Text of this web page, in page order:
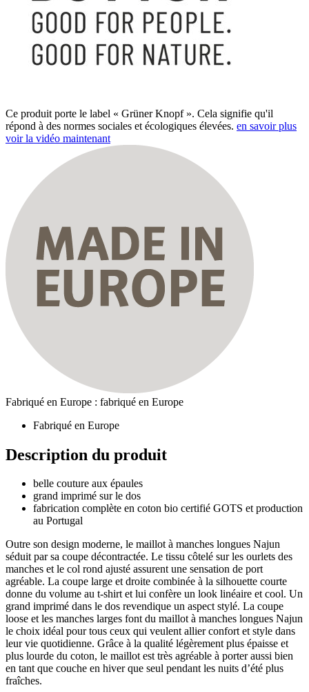
Ce produit porte le label « Grüner Knopf ». Cela signifie qu'il
répond à des normes sociales et écologiques élevées. en savoir plus
voir la vidéo maintenant
Fabriqué en Europe : fabriqué en Europe
Fabriqué en Europe
Description du produit
belle couture aux épaules
grand imprimé sur le dos
fabrication complète en coton bio certifié GOTS et production
au Portugal
Outre son design moderne, le maillot à manches longues Najun
séduit par sa coupe décontractée. Le tissu côtelé sur les ourlets des
manches et le col rond ajusté assurent une sensation de port
agréable. La coupe large et droite combinée à la silhouette courte
donne du volume au t-shirt et lui confère un look linéaire et cool. Un
grand imprimé dans le dos revendique un aspect stylé. La coupe
loose et les manches larges font du maillot à manches longues Najun
le choix idéal pour tous ceux qui veulent allier confort et style dans
leur vie quotidienne. Grâce à la qualité légèrement plus épaisse et
plus lourde du coton, le maillot est très agréable à porter aussi bien
en tant que couche en hiver que seul pendant les nuits d’été plus
fraîches.